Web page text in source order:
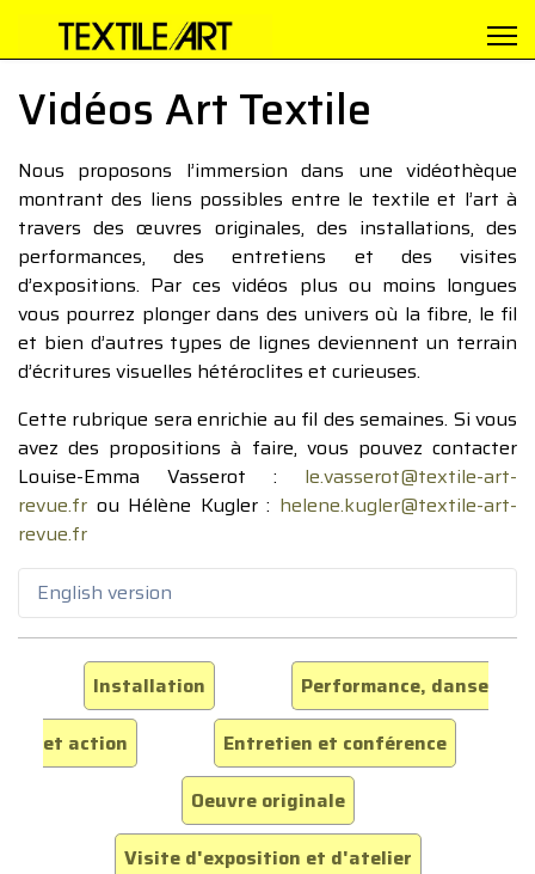
Vidéos Art Textile
Nous proposons l’immersion dans une vidéothèque
montrant des liens possibles entre le textile et l’art à
travers des œuvres originales, des installations, des
performances, des entretiens et des visites
d’expositions. Par ces vidéos plus ou moins longues
vous pourrez plonger dans des univers où la fibre, le fil
et bien d’autres types de lignes deviennent un terrain
d’écritures visuelles hétéroclites et curieuses.
Cette rubrique sera enrichie au fil des semaines. Si vous
avez des propositions à faire, vous pouvez contacter
Louise-Emma Vasserot : le.vasserot@textile-art-
revue.fr ou Hélène Kugler : helene.kugler@textile-art-
revue.fr
English version
Installation
Performance, danse
et action
Entretien et conférence
Oeuvre originale
Visite d'exposition et d'atelier